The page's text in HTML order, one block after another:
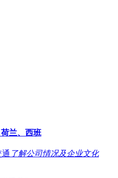
兰、西班
了解公司情况及企业文化